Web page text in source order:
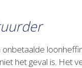
het geval is. Het